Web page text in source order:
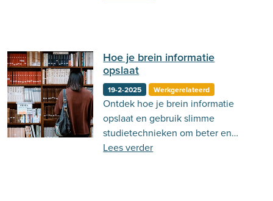
Hoe je brein informatie
opslaat
19-2-2025 Werkgerelateerd
Ontdek hoe je brein informatie
opslaat en gebruik slimme
studietechnieken om beter en
langer te onthouden!
Lees verder